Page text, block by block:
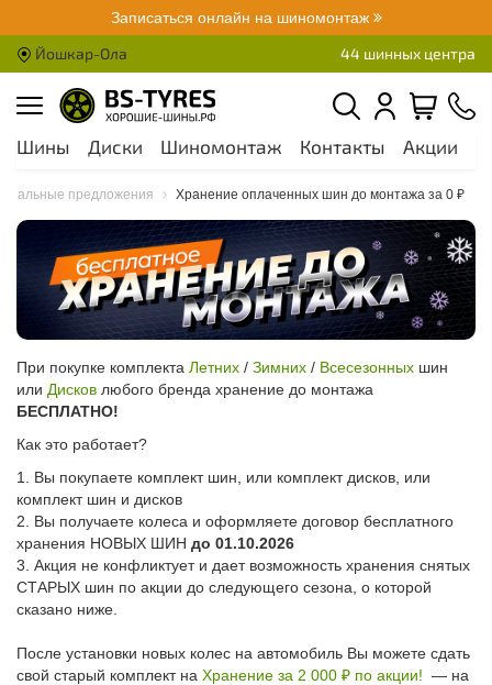
Записаться онлайн на шиномонтаж
Йошкар-Ола 44 шинных центра
Шины Диски Шиномонтаж Контакты Акции
предложения Хранение оплаченных шин до монтажа за 0 ₽
При покупке комплекта Летних / Зимних / Всесезонных шин
или Дисков любого бренда хранение до монтажа
БЕСПЛАТНО!
Как это работает?
1. Вы покупаете комплект шин, или комплект дисков, или
комплект шин и дисков
2. Вы получаете колеса и оформляете договор бесплатного
хранения НОВЫХ ШИН до 01.10.2026
3. Акция не конфликтует и дает возможность хранения снятых
СТАРЫХ шин по акции до следующего сезона, о которой
сказано ниже.
После установки новых колес на автомобиль Вы можете сдать
свой старый комплект на Хранение за 2 000 ₽ по акции! — на